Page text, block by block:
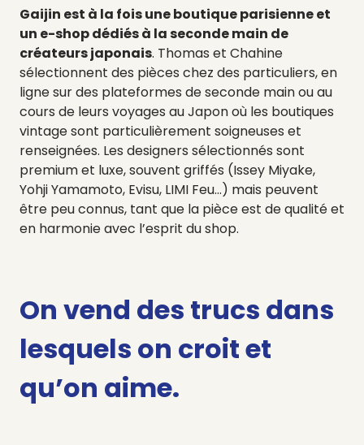
Gaijin est à la fois une boutique parisienne et
un e-shop dédiés à la seconde main de
créateurs japonais. Thomas et Chahine
sélectionnent des pièces chez des particuliers, en
ligne sur des plateformes de seconde main ou au
cours de leurs voyages au Japon où les boutiques
vintage sont particulièrement soigneuses et
renseignées. Les designers sélectionnés sont
premium et luxe, souvent griffés (Issey Miyake,
Yohji Yamamoto, Evisu, LIMI Feu…) mais peuvent
être peu connus, tant que la pièce est de qualité et
en harmonie avec l’esprit du shop.
On vend des trucs dans
lesquels on croit et
qu’on aime.